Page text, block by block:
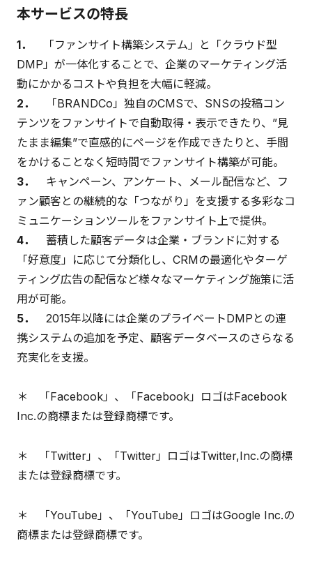
本サービスの特長
1．
「ファンサイト構築システム」と「クラウド型
DMP」が一体化することで、企業のマーケティング活
動にかかるコストや負担を大幅に軽減。
2．
「BRANDCo」独自のCMSで、SNSの投稿コン
テンツをファンサイトで自動取得・表示できたり、”見
たまま編集”で直感的にページを作成できたりと、手間
をかけることなく短時間でファンサイト構築が可能。
3． キャンペーン、アンケート、メール配信など、フ
ァン顧客との継続的な「つながり」を支援する多彩なコ
ミュニケーションツールをファンサイト上で提供。
4． 蓄積した顧客データは企業・ブランドに対する
「好意度」に応じて分類化し、CRMの最適化やターゲ
ティング広告の配信など様々なマーケティング施策に活
用が可能。
5． 2015年以降には企業のプライベートDMPとの連
携システムの追加を予定、顧客データベースのさらなる
充実化を支援。
＊ 「Facebook」、「Facebook」ロゴはFacebook
Inc.の商標または登録商標です。
＊ 「Twitter」、「Twitter」ロゴはTwitter,Inc.の商標
または登録商標です。
＊ 「YouTube」、「YouTube」ロゴはGoogle Inc.の
商標または登録商標です。